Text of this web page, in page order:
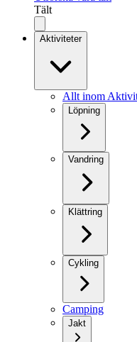
Tält
Aktiviteter
Allt inom
Löpning
Vandring
Klättring
Cykling
Camping
Jakt